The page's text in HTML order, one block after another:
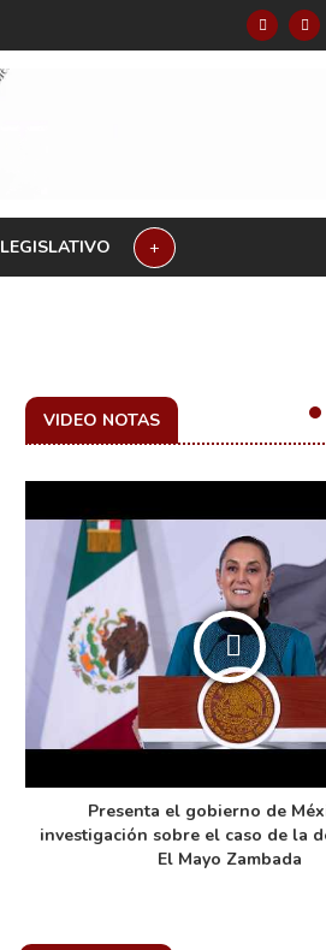
LEGISLATIVO +
VIDEO NOTAS
Presenta el gobierno de
investigación sobre el caso de la
El Mayo Zambada